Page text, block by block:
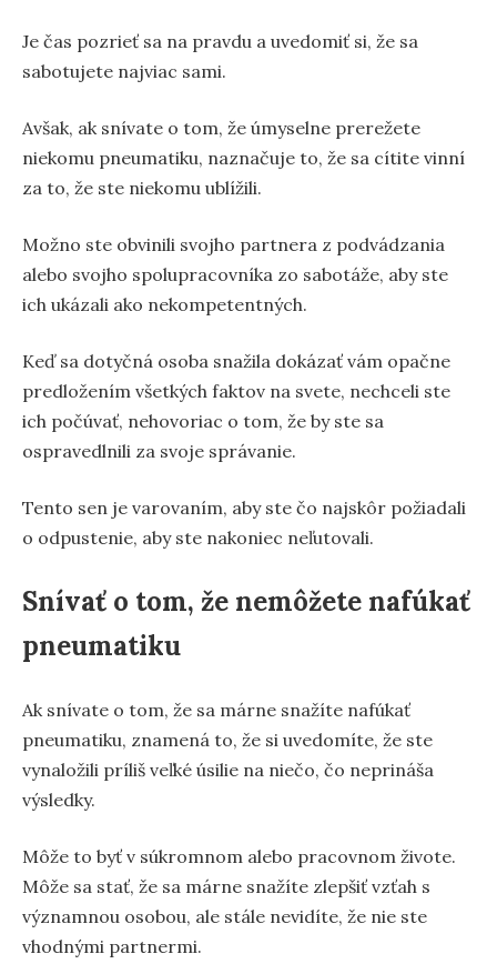
Je čas pozrieť sa na pravdu a uvedomiť si, že sa
sabotujete najviac sami.
Avšak, ak snívate o tom, že úmyselne prerežete
niekomu pneumatiku, naznačuje to, že sa cítite vinní
za to, že ste niekomu ublížili.
Možno ste obvinili svojho partnera z podvádzania
alebo svojho spolupracovníka zo sabotáže, aby ste
ich ukázali ako nekompetentných.
Keď sa dotyčná osoba snažila dokázať vám opačne
predložením všetkých faktov na svete, nechceli ste
ich počúvať, nehovoriac o tom, že by ste sa
ospravedlnili za svoje správanie.
Tento sen je varovaním, aby ste čo najskôr požiadali
o odpustenie, aby ste nakoniec neľutovali.
Snívať o tom, že nemôžete nafúkať
pneumatiku
Ak snívate o tom, že sa márne snažíte nafúkať
pneumatiku, znamená to, že si uvedomíte, že ste
vynaložili príliš veľké úsilie na niečo, čo neprináša
výsledky.
Môže to byť v súkromnom alebo pracovnom živote.
Môže sa stať, že sa márne snažíte zlepšiť vzťah s
významnou osobou, ale stále nevidíte, že nie ste
vhodnými partnermi.